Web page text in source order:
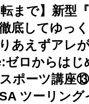
転まで】新型
底してゆっ
あえずアレ
ゼロからはじ
ポーツ講座
ツーリング